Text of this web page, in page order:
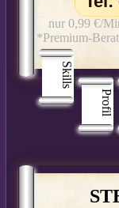
Skills
Profil
nur 0,99 €/
*Premium-